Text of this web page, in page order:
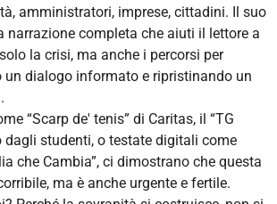
amministratori, imprese, cittadini. Il suo
narrazione completa che aiuti il lettore a
la crisi, ma anche i percorsi per
un dialogo informato e ripristinando un
“Scarp de' tenis” di Caritas, il “TG
dagli studenti, o testate digitali come
che Cambia”, ci dimostrano che questa
ma è anche urgente e fertile.